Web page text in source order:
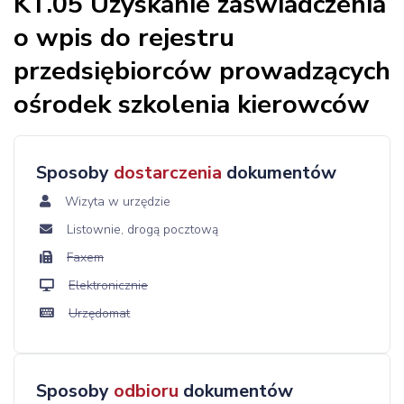
o wpis do rejestru
przedsiębiorców prowadzących
ośrodek szkolenia kierowców
Sposoby dostarczenia dokumentów
Wizyta w urzędzie
Listownie, drogą pocztową
Faxem
Elektronicznie
Urzędomat
Sposoby odbioru dokumentów